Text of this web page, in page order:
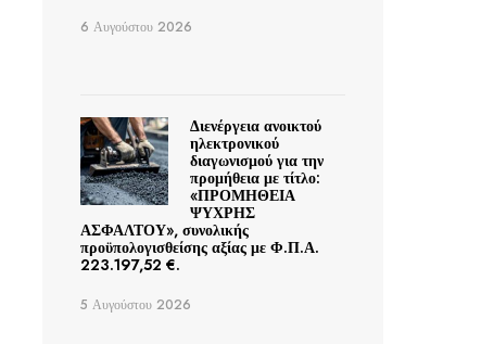
6 Αυγούστου 2026
Διενέργεια ανοικτού
ηλεκτρονικού
διαγωνισμού για την
προμήθεια με τίτλο:
«ΠΡΟΜΗΘΕΙΑ
ΨΥΧΡΗΣ
ΑΣΦΑΛΤΟΥ», συνολικής
προϋπολογισθείσης αξίας με Φ.Π.Α.
223.197,52 €.
5 Αυγούστου 2026